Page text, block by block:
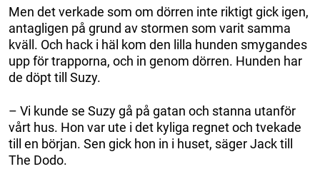
Men det verkade som om dörren inte riktigt gick igen,
antagligen på grund av stormen som varit samma
kväll. Och hack i häl kom den lilla hunden smygandes
upp för trapporna, och in genom dörren. Hunden har
de döpt till Suzy.
– Vi kunde se Suzy gå på gatan och stanna utanför
vårt hus. Hon var ute i det kyliga regnet och tvekade
till en början. Sen gick hon in i huset, säger Jack till
The Dodo.